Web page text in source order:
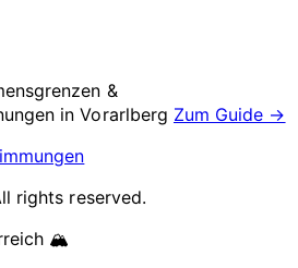
&
inVorarlberg Zum Guide →
rights reserved.
🏔️